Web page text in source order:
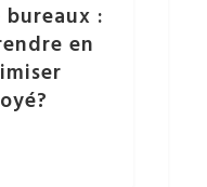
:
en